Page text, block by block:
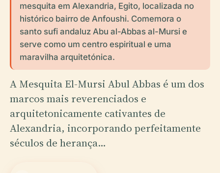
mesquita em Alexandria, Egito, localizada no
histórico bairro de Anfoushi. Comemora o
santo sufi andaluz Abu al-Abbas al-Mursi e
serve como um centro espiritual e uma
maravilha arquitetónica.
A Mesquita El-Mursi Abul Abbas é um dos
marcos mais reverenciados e
arquitetonicamente cativantes de
Alexandria, incorporando perfeitamente
séculos de herança…